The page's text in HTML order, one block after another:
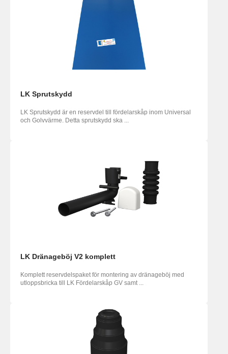
LK Sprutskydd
LK Sprutskydd är en reservdel till fördelarskåp inom Universal
och Golvvärme. Detta sprutskydd ska ...
LK Dränageböj V2 komplett
Komplett reservdelspaket för montering av dränageböj med
utloppsbricka till LK Fördelarskåp GV samt ...